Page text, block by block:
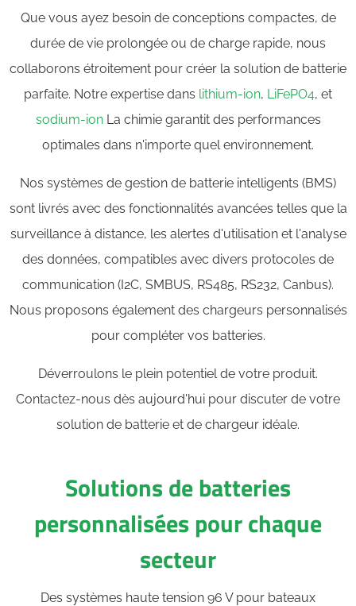
Que vous ayez besoin de conceptions compactes, de
durée de vie prolongée ou de charge rapide, nous
collaborons étroitement pour créer la solution de batterie
parfaite. Notre expertise dans lithium-ion, LiFePO4, et
sodium-ionLa chimie garantit des performances
optimales dans n'importe quel environnement.
Nos systèmes de gestion de batterie intelligents (BMS)
sont livrés avec des fonctionnalités avancées telles que la
surveillance à distance, les alertes d'utilisation et l'analyse
des données, compatibles avec divers protocoles de
communication (I2C, SMBUS, RS485, RS232, Canbus).
Nous proposons également des chargeurs personnalisés
pour compléter vos batteries.
Déverroulons le plein potentiel de votre produit.
Contactez-nous dès aujourd'hui pour discuter de votre
solution de batterie et de chargeur idéale.
Solutions de batteries
personnalisées pour chaque
secteur
Des systèmes haute tension 96 V pour bateaux